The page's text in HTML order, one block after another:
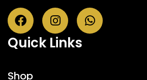
Quick Links
Shop